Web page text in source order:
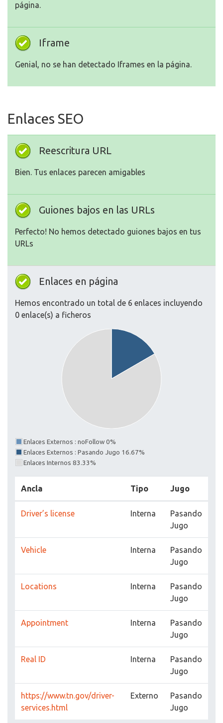
página.
Iframe
Genial, no se han detectado Iframes en la página.
Enlaces SEO
Reescritura URL
Bien. Tus enlaces parecen amigables
Guiones bajos en las URLs
Perfecto! No hemos detectado guiones bajos en tus
URLs
Enlaces en página
Hemos encontrado un total de 6 enlaces incluyendo
0 enlace(s) a ficheros
Enlaces Externos : noFollow 0%
Enlaces Externos : Pasando Jugo 16.67%
Enlaces Internos 83.33%
Ancla Tipo Jugo
Driver’s license Interna
Pasando
Jugo
Vehicle Interna
Pasando
Jugo
Locations Interna
Pasando
Jugo
Appointment Interna
Pasando
Jugo
Real ID Interna
Pasando
Jugo
https://www.tn.gov/driver-
services.html
Externo
Pasando
Jugo